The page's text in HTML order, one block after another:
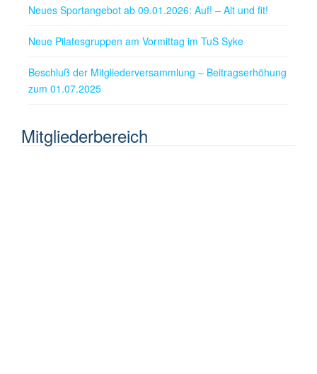
Neues Sportangebot ab 09.01.2026: Auf! – Alt und fit!
Neue Pilatesgruppen am Vormittag im TuS Syke
Beschluß der Mitgliederversammlung – Beitragserhöhung
zum 01.07.2025
Mitgliederbereich